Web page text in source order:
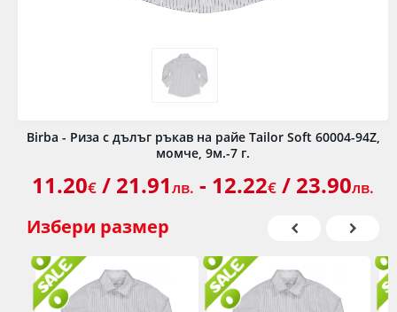
Birba - Риза с дълъг ръкав на райе Tailor Soft 60004-94Z,
момче, 9м.-7 г.
11.20€ / 21.91лв. - 12.22€ / 23.90лв.
Избери размер